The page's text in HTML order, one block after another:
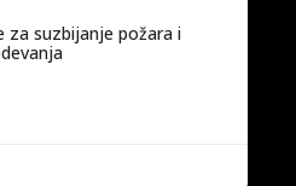
za suzbijanje požara i